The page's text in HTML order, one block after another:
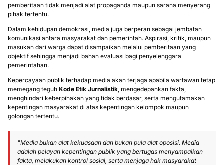
pemberitaan tidak menjadi alat propaganda maupun sarana menyerang
pihak tertentu.
Dalam kehidupan demokrasi, media juga berperan sebagai jembatan
komunikasi antara masyarakat dan pemerintah. Aspirasi, kritik, maupun
masukan dari warga dapat disampaikan melalui pemberitaan yang
objektif sehingga menjadi bahan evaluasi bagi penyelenggara
pemerintahan.
Kepercayaan publik terhadap media akan terjaga apabila wartawan tetap
memegang teguh Kode Etik Jurnalistik , mengedepankan fakta,
menghindari keberpihakan yang tidak berdasar, serta mengutamakan
kepentingan masyarakat di atas kepentingan kelompok maupun
golongan tertentu.
"Media bukan alat kekuasaan dan bukan pula alat oposisi. Media
adalah pelayan kepentingan publik yang bertugas menyampaikan
fakta, melakukan kontrol sosial, serta menjaga hak masyarakat